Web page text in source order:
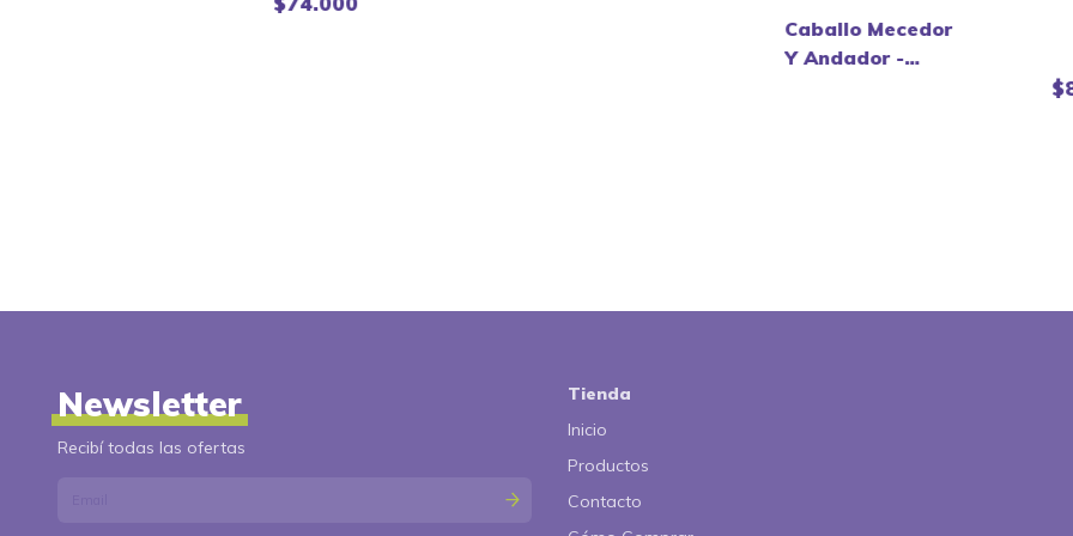
Caballo Mecedor
Y Andador -
Newsletter
Recibí todas las ofertas
Tienda
Inicio
Productos
Contacto